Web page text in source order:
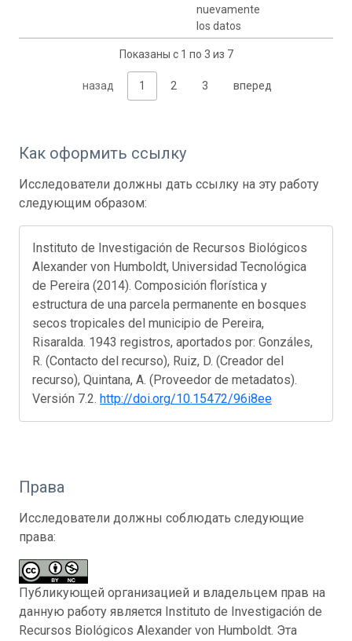
nuevamente
los datos
Показаны с 1 по 3 из 7
назад 1 2 3 вперед
Как оформить ссылку
Исследователи должны дать ссылку на эту работу
следующим образом:
Instituto de Investigación de Recursos Biológicos
Alexander von Humboldt, Universidad Tecnológica
de Pereira (2014). Composición florística y
estructura de una parcela permanente en bosques
secos tropicales del municipio de Pereira,
Risaralda. 1943 registros, aportados por: Gonzáles,
R. (Contacto del recurso), Ruiz, D. (Creador del
recurso), Quintana, A. (Proveedor de metadatos).
Versión 7.2. http://doi.org/10.15472/96i8ee
Права
Исследователи должны соблюдать следующие
права:
Публикующей организацией и владельцем прав на
данную работу является Instituto de Investigación de
Recursos Biológicos Alexander von Humboldt. Эта